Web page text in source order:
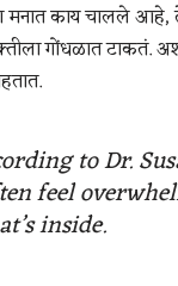
मनात काय चालले
गोंधळात टाकतं.
to Dr.
feel
inside.